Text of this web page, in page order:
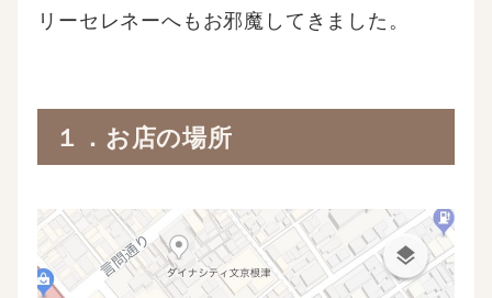
リーセレネーへもお邪魔してきました。
１．お店の場所